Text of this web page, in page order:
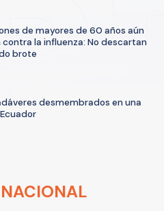
de mayores de 60 años aún
contra la influenza: No descartan
brote
desmembrados en una